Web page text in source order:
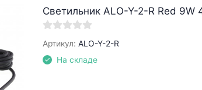
Светильник ALO-Y-2-R Red
Артикул: ALO-Y-2-R
На складе